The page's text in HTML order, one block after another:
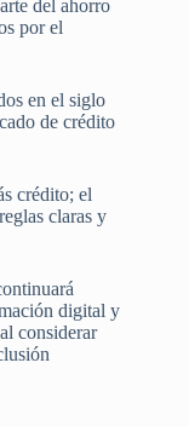
del ahorro
por el
en el siglo
de crédito
crédito; el
claras y
digital y
considerar